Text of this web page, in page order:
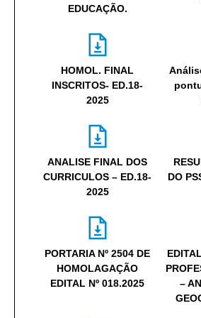
EDUCAÇÃO.
HOMOL. FINAL
INSCRITOS- ED.18-
2025
ANALISE FINAL DOS
CURRICULOS – ED.18-
2025
DO
PORTARIA Nº 2504 DE
HOMOLAGAÇÃO
EDITAL Nº 018.2025
–